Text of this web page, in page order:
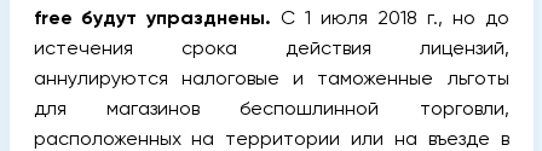
free будут упразднены. С 1 июля 2018 г., но до
истечения срока действия лицензий,
аннулируются налоговые и таможенные льготы
для магазинов беспошлинной торговли,
расположенных на территории или на въезде в